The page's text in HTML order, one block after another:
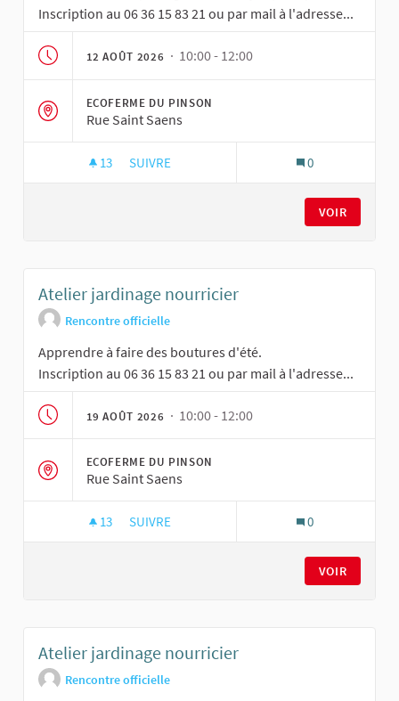
Inscription au 06 36 15 83 21 ou par mail à l'adresse...
12 AOÛT 2026 · 10:00 - 12:00
ECOFERME DU PINSON
Rue Saint Saens
13 13 ABONNÉS
SUIVRE 0
VOIR
Atelier jardinage nourricier
Rencontre officielle
Apprendre à faire des boutures d'été.
Inscription au 06 36 15 83 21 ou par mail à l'adresse...
19 AOÛT 2026 · 10:00 - 12:00
ECOFERME DU PINSON
Rue Saint Saens
13 13 ABONNÉS
SUIVRE 0
VOIR
Atelier jardinage nourricier
Rencontre officielle